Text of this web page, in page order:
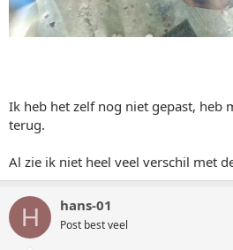
Ik heb het zelf nog niet gepast, heb
terug.
Al zie ik niet heel veel verschil met
H hans-01
Post best veel